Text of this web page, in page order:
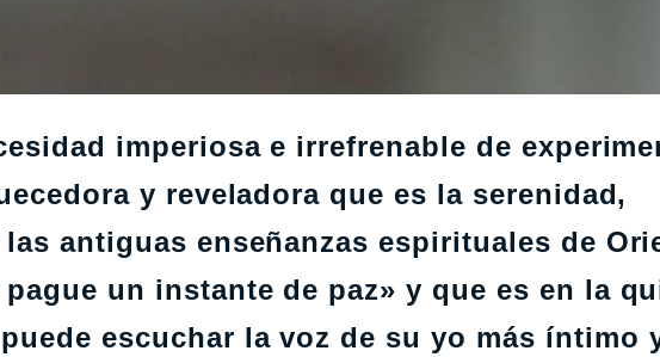
imperiosa e irrefrenable de
y reveladora que es la serenidad,
antiguas enseñanzas espirituales de
un instante de paz» y que es en la
escuchar la voz de su yo más íntimo